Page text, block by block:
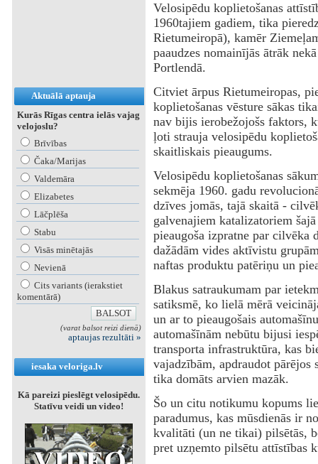
Aktuālā aptauja
Kurās Rīgas centra ielās vajag
velojoslu?
Brīvības
Čaka/Marijas
Valdemāra
Elizabetes
Lāčplēša
Stabu
Visās minētajās
Nevienā
Cits variants (ierakstiet
komentārā)
(varat balsot reizi dienā)
aptaujas rezultāti »
iesaka veloriga.lv
Kā pareizi pieslēgt velosipēdu.
Statīvu veidi un video!
Velosipēdu koplietošanas
1960tajiem gadiem, tika
Rietumeiropā), kamēr
paaudzes nomainījās ātrāk
Portlendā.
Citviet ārpus Rietumeiropas,
koplietošanas vēsture sākas
nav bijis ierobežojošs faktors,
ļoti strauja velosipēdu
skaitliskais pieaugums.
Velosipēdu koplietošanas
sekmēja 1960. gadu
dzīves jomās, tajā skaitā -
galvenajiem katalizatoriem
pieaugoša izpratne par cilvēka
dažādām vides aktīvistu
naftas produktu patēriņu un
Blakus satraukumam par
satiksmē, ko lielā mērā
un ar to pieaugošais
automašīnām nebūtu bijusi
transporta infrastruktūra, kas
vajadzībām, apdraudot
tika domāts arvien mazāk.
Šo un citu notikumu kopums
paradumus, kas mūsdienās ir
kvalitāti (un ne tikai) pilsētās,
pret uzņemto pilsētu attīstības